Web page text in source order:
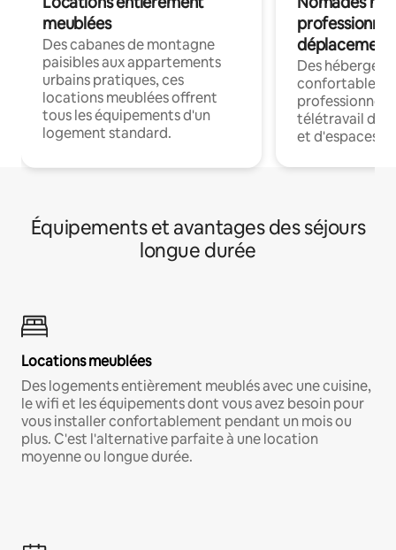
meublées
Des cabanes de montagne
paisibles aux appartements
urbains pratiques, ces
locations meublées offrent
tous les équipements d'un
logement standard.
déplacement
Des
confortables
professionnels
télétravail
et d'espaces
Équipements et avantages des séjours
longue durée
Locations meublées
Des logements entièrement meublés avec une cuisine,
le wifi et les équipements dont vous avez besoin pour
vous installer confortablement pendant un mois ou
plus. C'est l'alternative parfaite à une location
moyenne ou longue durée.